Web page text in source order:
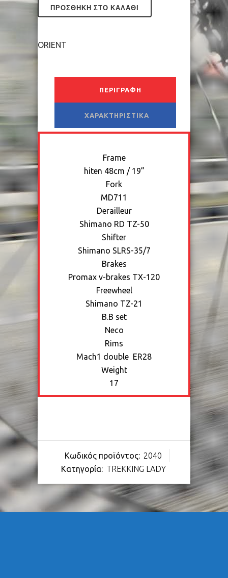
ΠΡΟΣΘΉΚΗ ΣΤΟ ΚΑΛΆΘΙ
ORIENT
ΠΕΡΙΓΡΑΦΉ
ΧΑΡΑΚΤΗΡΙΣΤΙΚΆ
Frame
hiten 48cm / 19”
Fork
MD711
Derailleur
Shimano RD TZ-50
Shifter
Shimano SLRS-35/7
Brakes
Promax v-brakes TX-120
Freewheel
Shimano TZ-21
B.B set
Neco
Rims
Mach1 double ER28
Weight
17
Κωδικός προϊόντος: 2040
Κατηγορία: TREKKING LADY